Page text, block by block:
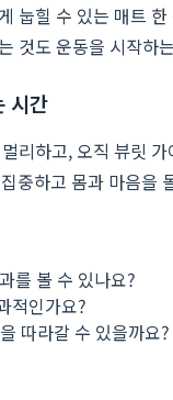
눕힐 수 있는 매트
것도 운동을 시작하
시간
리하고, 오직 뷰릿
중하고 몸과 마음을
를 볼 수 있나요?
적인가요?
따라갈 수 있을까요?